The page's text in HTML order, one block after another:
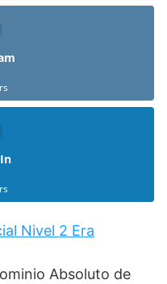
Nivel 2 Era
Absoluto de